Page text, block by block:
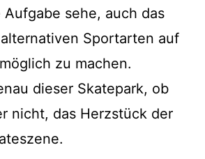
Aufgabe sehe, auch das
Sportarten auf
zu machen.
dieser Skatepark, ob
nicht, das Herzstück der